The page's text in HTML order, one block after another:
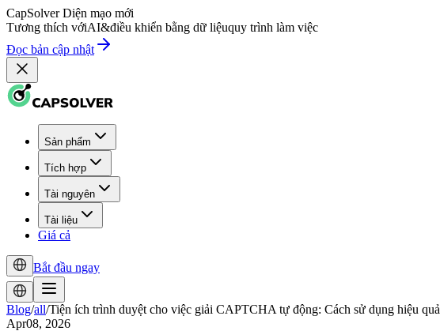
CapSolver Diện mạo mới
Tương thích vớiAI&điều khiển bằng dữ liệuquy trình làm việc
Đọc bản cập nhật
Sản phẩm
Tích hợp
Tài nguyên
Tài liệu
Giá cả
Bắt đầu ngay
Blog/all/Tiện ích trình duyệt cho việc giải CAPTCHA tự động: Cách sử dụng hiệu quả
Apr08, 2026